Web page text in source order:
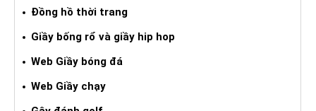
Đồng hồ thời trang
Giầy bống rổ và giầy hip hop
Web Giầy bóng đá
Web Giầy chạy